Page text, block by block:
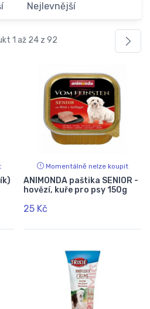
Nejlevnější
1 až 24 z 92
Momentálně nelze koupit
ANIMONDA paštika SENIOR -
hovězí, kuře pro psy 150g
25 Kč